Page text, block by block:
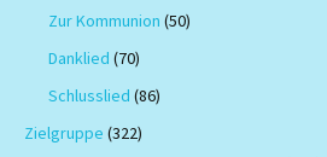
Zur Kommunion (50)
Danklied (70)
Schlusslied (86)
Zielgruppe (322)